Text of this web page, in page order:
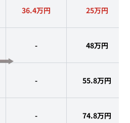
36.4万円 25万円
- 48万円
- 55.8万円
- 74.8万円